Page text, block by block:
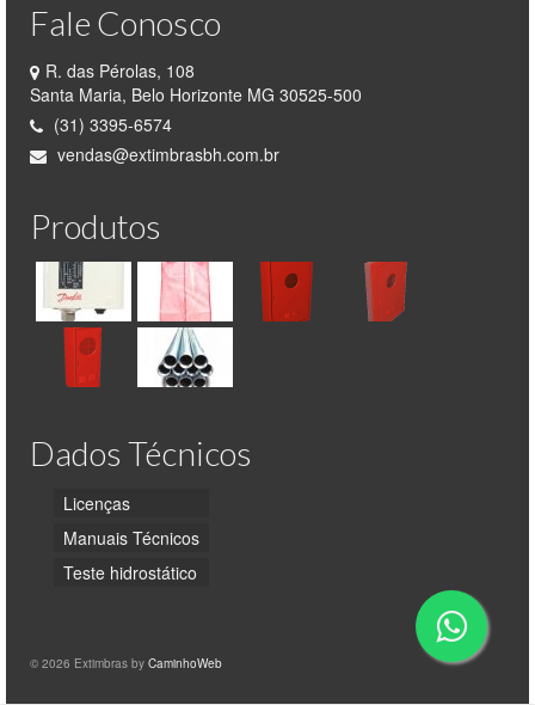
Fale Conosco
R. das Pérolas, 108
Santa Maria, Belo Horizonte MG 30525-500
(31) 3395-6574
vendas@extimbrasbh.com.br
Produtos
Dados Técnicos
Licenças
Manuais Técnicos
Teste hidrostático
© 2026 Extimbras by CaminhoWeb